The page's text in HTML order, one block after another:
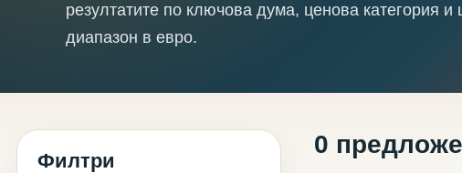
резултатите по ключова дума, ценова категория и
диапазон в евро.
Филтри
0